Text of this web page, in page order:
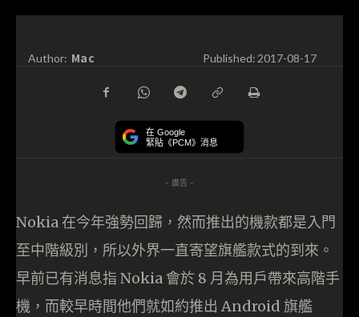
Author: Mac Published:2017-08-17
在 Google
緊貼《PCM》消息
- 廣告 -
Nokia 在今年強勢回歸，然而推出的機款都是入門
至中階級別，所以外界一直寄望旗艦款式的到來。
早前已有消息指 Nokia 會於 8 月為用戶帶來高階手
機，而較早時間他們就如約推出 Android 旗艦